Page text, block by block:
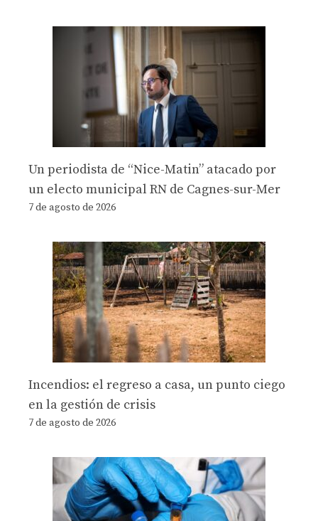
Un periodista de “Nice-Matin” atacado por
un electo municipal RN de Cagnes-sur-Mer
7 de agosto de 2026
Incendios: el regreso a casa, un punto ciego
en la gestión de crisis
7 de agosto de 2026